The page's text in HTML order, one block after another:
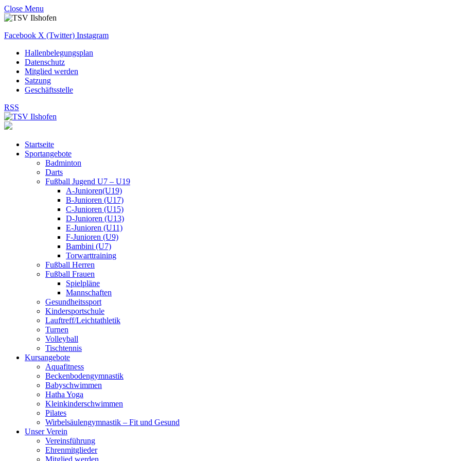
Close Menu
Facebook X (Twitter) Instagram
Hallenbelegungsplan
Datenschutz
Mitglied werden
Satzung
Geschäftsstelle
RSS
Startseite
Sportangebote
Badminton
Darts
Fußball Jugend U7 – U19
A-Junioren(U19)
B-Junioren (U17)
C-Junioren (U15)
D-Junioren (U13)
E-Junioren (U11)
F-Junioren (U9)
Bambini (U7)
Torwarttraining
Fußball Herren
Fußball Frauen
Spielpläne
Mannschaften
Gesundheitssport
Kindersportschule
Lauftreff/Leichtathletik
Turnen
Volleyball
Tischtennis
Kursangebote
Aquafitness
Beckenbodengymnastik
Babyschwimmen
Hatha Yoga
Kleinkinderschwimmen
Pilates
Wirbelsäulengymnastik – Fit und Gesund
Unser Verein
Vereinsführung
Ehrenmitglieder
Mitglied werden